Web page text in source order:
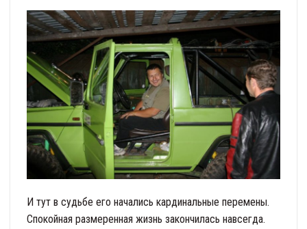
И тут в судьбе его начались кардинальные перемены.
Спокойная размеренная жизнь закончилась навсегда.